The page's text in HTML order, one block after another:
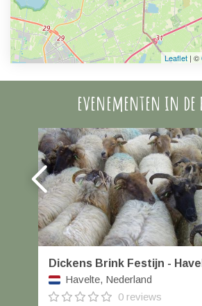
Leaflet | ©
evenementen in
Dickens Brink Festijn -
Havelte, Nederland
0 reviews